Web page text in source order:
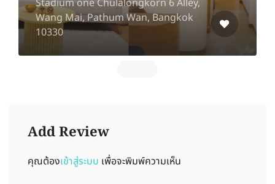
Stadium one Chulalongkorn 6 Alley,
Wang Mai, Pathum Wan, Bangkok
10330
Add Review
คุณต้องเข้าสู่ระบบ เพื่อจะพิมพ์ความเห็น